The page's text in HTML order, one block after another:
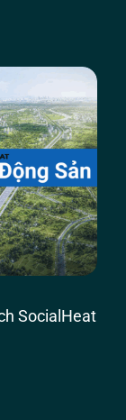
SocialHeat